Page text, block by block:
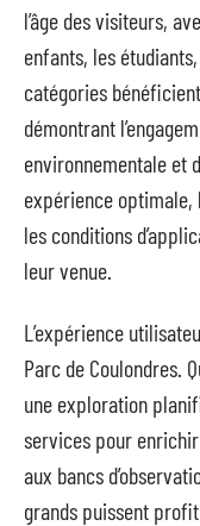
l’âge des visiteurs,
enfants, les
catégories
démontrant
environnementale et
expérience
les conditions
leur venue.
L’expérience
Parc de Coulondres.
une exploration
services pour
aux bancs
grands puissent